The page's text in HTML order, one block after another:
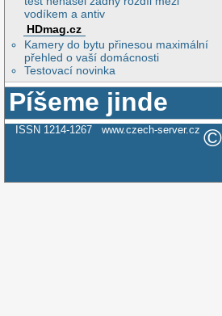
vodíkem a antiv
HDmag.cz
Kamery do bytu přinesou maximální
přehled o vaší domácnosti
Testovací novinka
Píšeme jinde
ISSN 1214-1267 www.czech-server.cz